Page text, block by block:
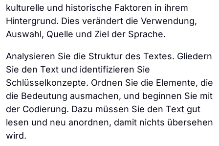
kulturelle und historische Faktoren in ihrem
Hintergrund. Dies verändert die Verwendung,
Auswahl, Quelle und Ziel der Sprache.
Analysieren Sie die Struktur des Textes. Gliedern
Sie den Text und identifizieren Sie
Schlüsselkonzepte. Ordnen Sie die Elemente, die
die Bedeutung ausmachen, und beginnen Sie mit
der Codierung. Dazu müssen Sie den Text gut
lesen und neu anordnen, damit nichts übersehen
wird.